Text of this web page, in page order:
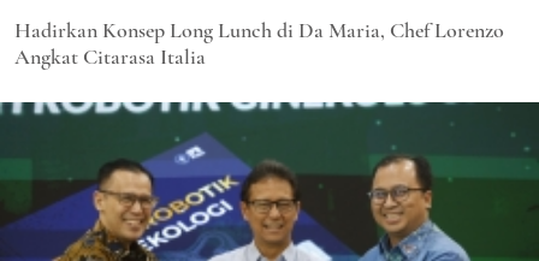
Hadirkan Konsep Long Lunch di Da Maria, Chef Lorenzo
Angkat Citarasa Italia